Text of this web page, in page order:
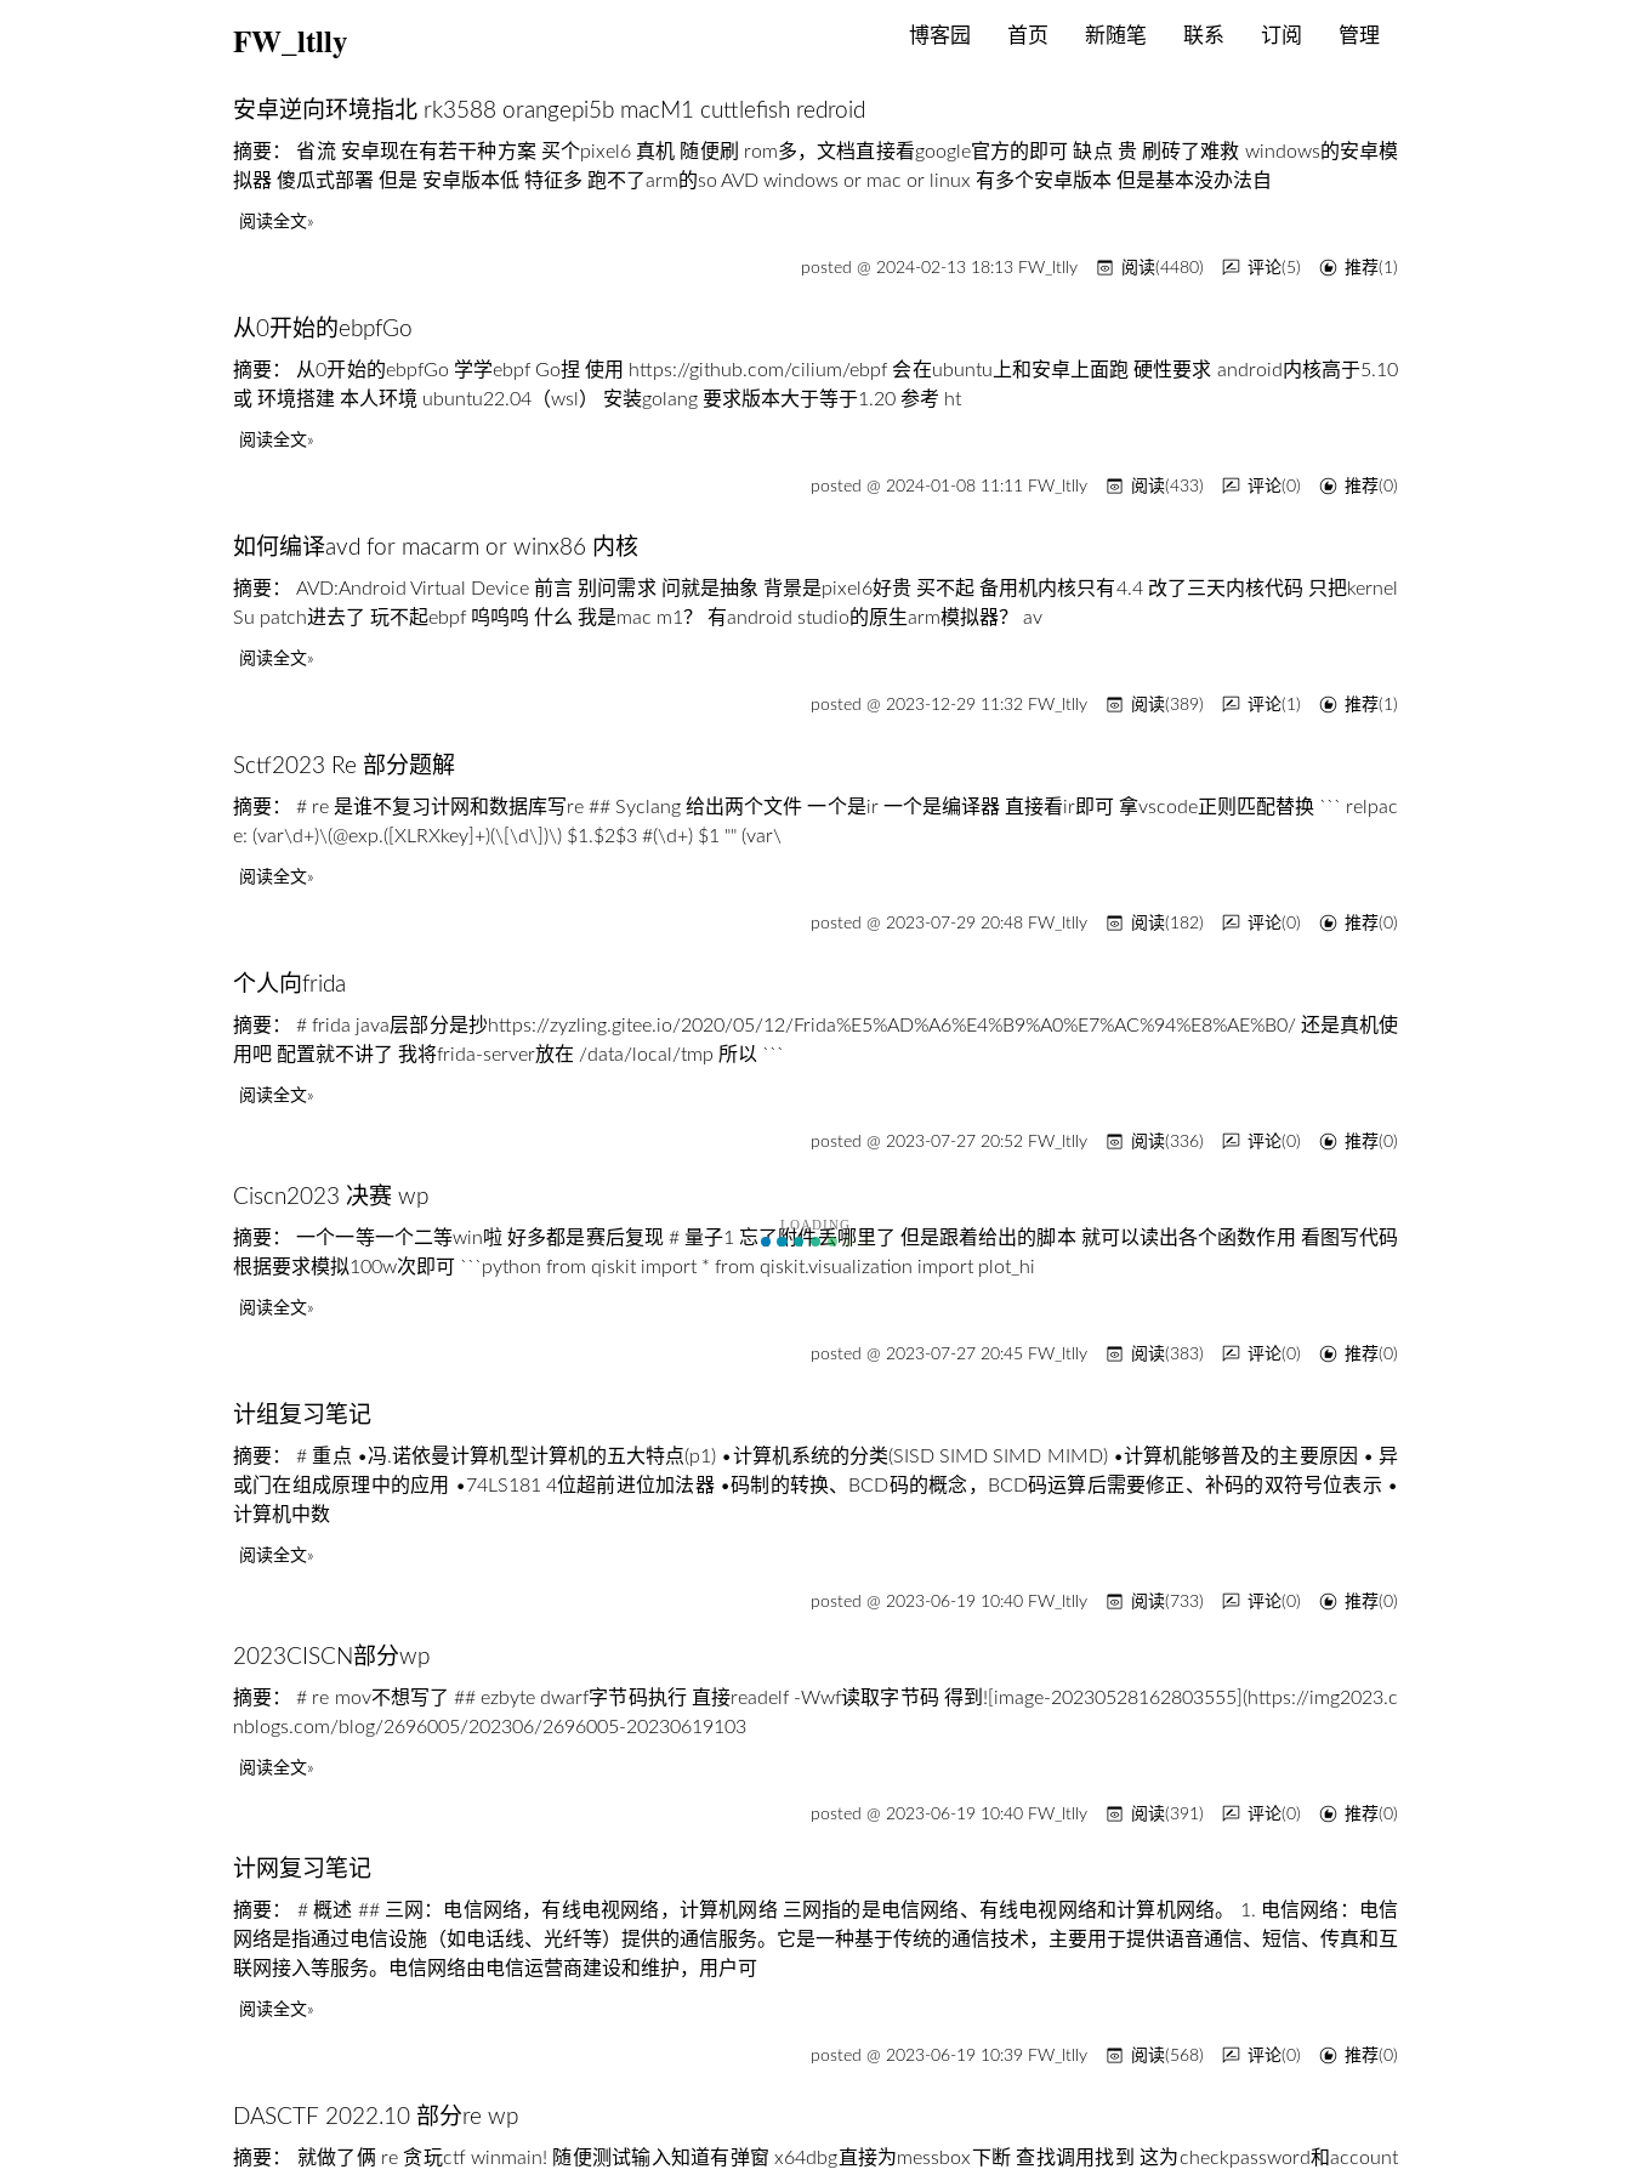
LOADING
FW_ltlly 博客园 首页 新随笔 联系 订阅 管理
安卓逆向环境指北 rk3588 orangepi5b macM1 cuttlefish redroid
摘要： 省流 安卓现在有若干种方案 买个pixel6 真机 随便刷 rom多，文档直接看google官方的即可 缺点 贵 刷砖了难救 windows的安卓模
拟器 傻瓜式部署 但是 安卓版本低 特征多 跑不了arm的so AVD windows or mac or linux 有多个安卓版本 但是基本没办法自
阅读全文
posted @ 2024-02-13 18:13 FW_ltlly 阅读(4480) 评论(5) 推荐(1)
从0开始的ebpfGo
摘要： 从0开始的ebpfGo 学学ebpf Go捏 使用 https://github.com/cilium/ebpf 会在ubuntu上和安卓上面跑 硬性要求 android内核高于5.10
或 环境搭建 本人环境 ubuntu22.04（wsl） 安装golang 要求版本大于等于1.20 参考 ht
阅读全文
posted @ 2024-01-08 11:11 FW_ltlly 阅读(433) 评论(0) 推荐(0)
如何编译avd for macarm or winx86 内核
摘要： AVD:Android Virtual Device 前言 别问需求 问就是抽象 背景是pixel6好贵 买不起 备用机内核只有4.4 改了三天内核代码 只把kernel
Su patch进去了 玩不起ebpf 呜呜呜 什么 我是mac m1？ 有android studio的原生arm模拟器？ av
阅读全文
posted @ 2023-12-29 11:32 FW_ltlly 阅读(389) 评论(1) 推荐(1)
Sctf2023 Re 部分题解
摘要： # re 是谁不复习计网和数据库写re ## Syclang 给出两个文件 一个是ir 一个是编译器 直接看ir即可 拿vscode正则匹配替换 ``` relpac
e: (var\d+)\(@exp.([XLRXkey]+)(\[\d\])\) $1.$2$3 #(\d+) $1 "" (var\
阅读全文
posted @ 2023-07-29 20:48 FW_ltlly 阅读(182) 评论(0) 推荐(0)
个人向frida
摘要： # frida java层部分是抄https://zyzling.gitee.io/2020/05/12/Frida%E5%AD%A6%E4%B9%A0%E7%AC%94%E8%AE%B0/ 还是真机使
用吧 配置就不讲了 我将frida-server放在 /data/local/tmp 所以 ```
阅读全文
posted @ 2023-07-27 20:52 FW_ltlly 阅读(336) 评论(0) 推荐(0)
Ciscn2023 决赛 wp
摘要： 一个一等一个二等win啦 好多都是赛后复现 # 量子1 忘了附件丢哪里了 但是跟着给出的脚本 就可以读出各个函数作用 看图写代码
根据要求模拟100w次即可 ```python from qiskit import * from qiskit.visualization import plot_hi
阅读全文
posted @ 2023-07-27 20:45 FW_ltlly 阅读(383) 评论(0) 推荐(0)
计组复习笔记
摘要： # 重点 •冯.诺依曼计算机型计算机的五大特点(p1) •计算机系统的分类(SISD SIMD SIMD MIMD) •计算机能够普及的主要原因 • 异
或门在组成原理中的应用 •74LS181 4位超前进位加法器 •码制的转换、BCD码的概念，BCD码运算后需要修正、补码的双符号位表示 •
计算机中数
阅读全文
posted @ 2023-06-19 10:40 FW_ltlly 阅读(733) 评论(0) 推荐(0)
2023CISCN部分wp
摘要： # re mov不想写了 ## ezbyte dwarf字节码执行 直接readelf -Wwf读取字节码 得到![image-20230528162803555](https://img2023.c
nblogs.com/blog/2696005/202306/2696005-20230619103
阅读全文
posted @ 2023-06-19 10:40 FW_ltlly 阅读(391) 评论(0) 推荐(0)
计网复习笔记
摘要： # 概述 ## 三网：电信网络，有线电视网络，计算机网络 三网指的是电信网络、有线电视网络和计算机网络。 1. 电信网络：电信
网络是指通过电信设施（如电话线、光纤等）提供的通信服务。它是一种基于传统的通信技术，主要用于提供语音通信、短信、传真和互
联网接入等服务。电信网络由电信运营商建设和维护，用户可
阅读全文
posted @ 2023-06-19 10:39 FW_ltlly 阅读(568) 评论(0) 推荐(0)
DASCTF 2022.10 部分re wp
摘要： 就做了俩 re 贪玩ctf winmain! 随便测试输入知道有弹窗 x64dbg直接为messbox下断 查找调用找到 这为checkpassword和account